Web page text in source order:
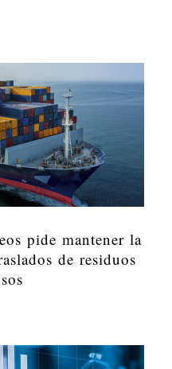
pide mantener la
de residuos